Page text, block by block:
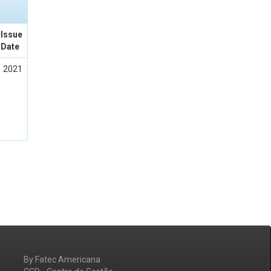
Issue
Date
2021
By Fatec Americana